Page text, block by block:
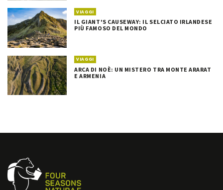
VIAGGI
IL GIANT'S CAUSEWAY: IL SELCIATO IRLANDESE
PIÙ FAMOSO DEL MONDO
VIAGGI
ARCA DI NOÈ: UN MISTERO TRA MONTE ARARAT
E ARMENIA